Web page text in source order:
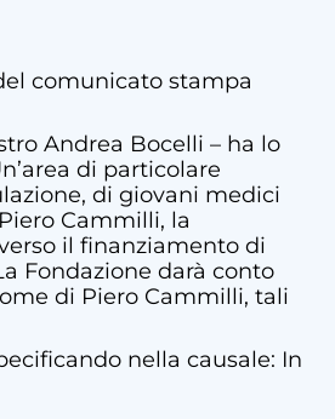
comunicato stampa
Andrea Bocelli – ha lo
di particolare
di giovani medici
Cammilli, la
il finanziamento di
Fondazione darà conto
di Piero Cammilli, tali
nella causale: In